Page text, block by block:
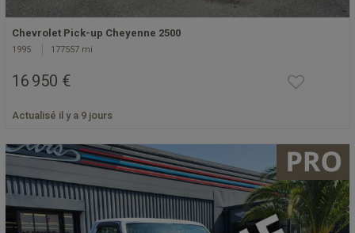
Chevrolet Pick-up Cheyenne 2500
1995 177557 mi
16 950 €
Actualisé il y a 9 jours